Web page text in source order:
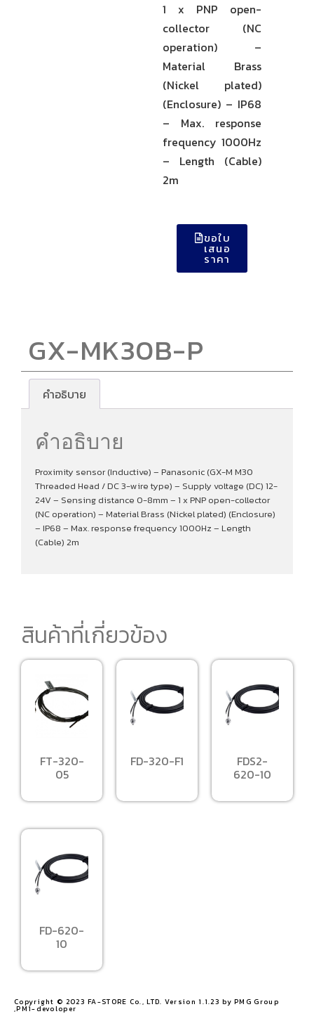
1 x PNP open-
collector (NC
operation) –
Material Brass
(Nickel plated)
(Enclosure) – IP68
– Max. response
frequency 1000Hz
– Length (Cable)
2m
ขอใบ
เสนอ
ราคา
GX-MK30B-P
คำอธิบาย
คำอธิบาย
Proximity sensor (Inductive) – Panasonic (GX-M M30
Threaded Head / DC 3-wire type) – Supply voltage (DC) 12-
24V – Sensing distance 0-8mm – 1 x PNP open-collector
(NC operation) – Material Brass (Nickel plated) (Enclosure)
– IP68 – Max. response frequency 1000Hz – Length
(Cable) 2m
สินค้าที่เกี่ยวข้อง
FT-320-
05
FD-320-F1 FDS2-
620-10
FD-620-
10
Copyright © 2023 FA-STORE Co., LTD. Version 1.1.23 by PMG Group
,PM1-devoloper​